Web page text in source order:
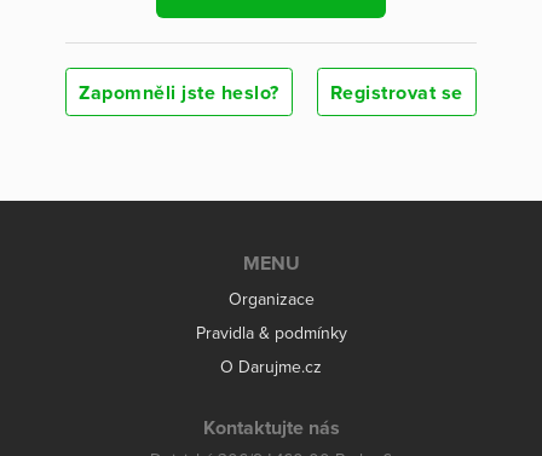
Zapomněli jste heslo? Registrovat se
MENU
Organizace
Pravidla & podmínky
O Darujme.cz
Kontaktujte nás